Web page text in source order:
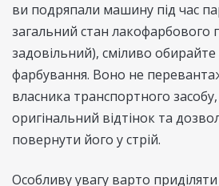
ви подряпали машину під час
загальний стан лакофарбового
задовільний), сміливо обирайте
фарбування. Воно не
власника транспортного засобу,
оригінальний відтінок та
повернути його у стрій.
Особливу увагу варто приділяти